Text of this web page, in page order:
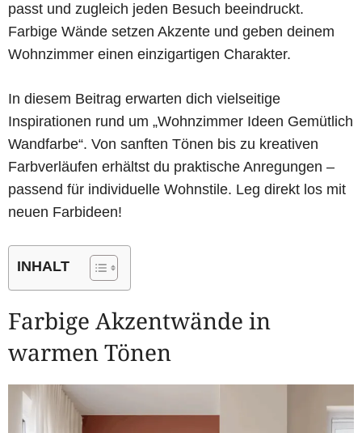
passt und zugleich jeden Besuch beeindruckt.
Farbige Wände setzen Akzente und geben deinem
Wohnzimmer einen einzigartigen Charakter.
In diesem Beitrag erwarten dich vielseitige
Inspirationen rund um „Wohnzimmer Ideen Gemütlich
Wandfarbe“. Von sanften Tönen bis zu kreativen
Farbverläufen erhältst du praktische Anregungen –
passend für individuelle Wohnstile. Leg direkt los mit
neuen Farbideen!
INHALT
Farbige Akzentwände in
warmen Tönen